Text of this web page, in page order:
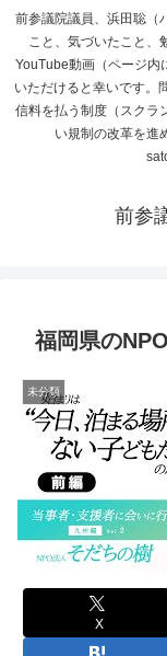
前参議院議員、浜田聡（
こと、気づいたこと、
YouTube動画（ページ内
いただけると幸いです。
信料を払う制度（スクラ
い規制の改革を
前参
福岡県の
未分類
X